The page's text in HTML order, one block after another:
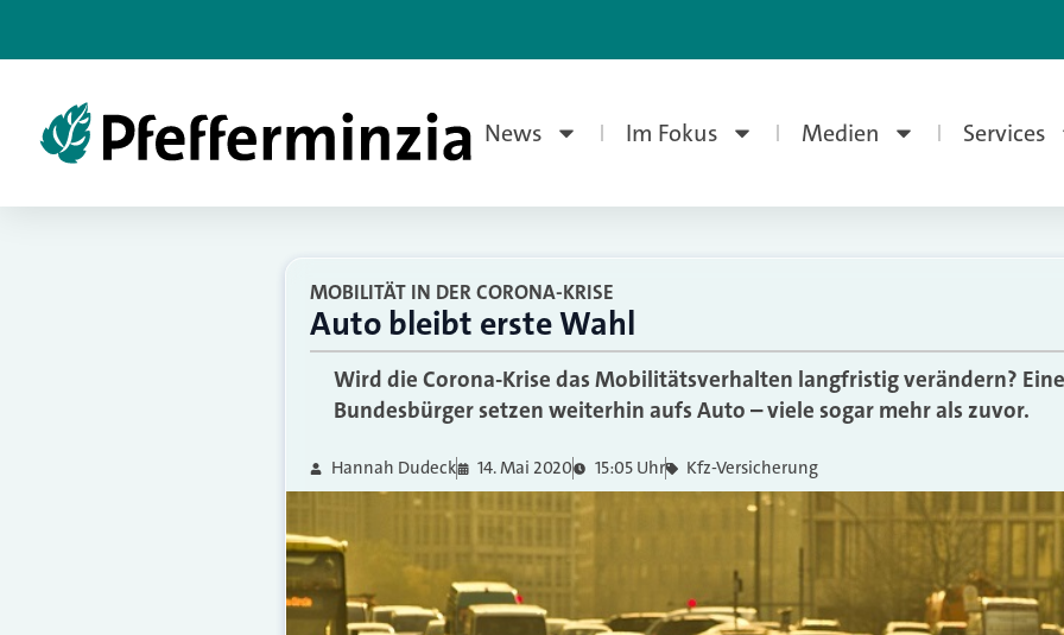
News Im Fokus Medien Services
MOBILITÄT IN DER CORONA-KRISE
Auto bleibt erste Wahl
Wird die Corona-Krise das Mobilitätsverhalten langfristig verändern?
Bundesbürger setzen weiterhin aufs Auto – viele sogar mehr als zuvor.
Hannah Dudeck 14. Mai 2020 15:05 Uhr Kfz-Versicherung